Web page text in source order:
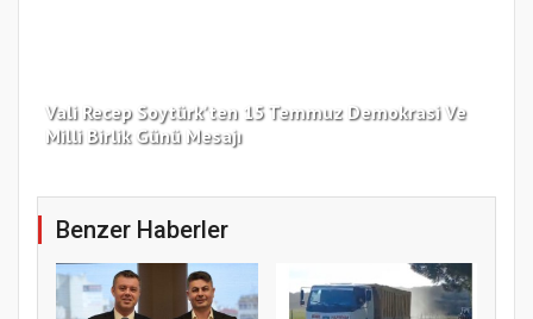
Vali Recep Soytürk'ten 15 Temmuz Demokrasi Ve
Milli Birlik Günü Mesajı
Benzer Haberler